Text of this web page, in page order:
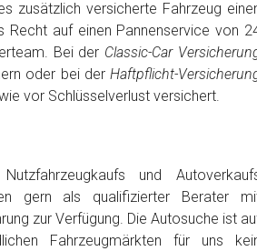
zusätzlich versicherte Fahrzeug
Recht auf einen Pannenservice von
Bei der Classic-Car
oder bei der Haftpflicht-
vor Schlüsselverlust versichert.
und
gern als qualifizierter Berater
zur Verfügung. Die Autosuche ist
Fahrzeugmärkten für uns